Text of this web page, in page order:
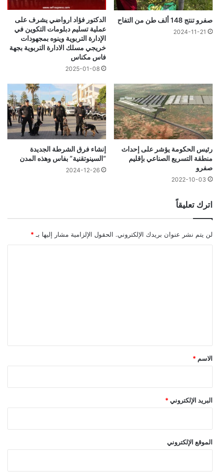
صفرو تنتج 148 ألف طن من التفاح
2024-11-21
الدكتور فؤاد ارواضي يشرف على
عملية تسليم دبلومات التكوين في
الإدارة التربوية وينوه بمجهودات
خريجي مسلك الادارة التربوية بجهة
فاس مكناس
2025-01-08
رئيس الحكومة يؤشر على إحداث
منطقة التسريع الصناعي بإقليم
صفرو
2022-10-03
إنشاء فرق الشرطة الجديدة
“السينوتقنية” بفاس وهذه المدن
2024-12-26
اترك تعليقاً
لن يتم نشر عنوان بريدك الإلكتروني. الحقول الإلزامية مشار إليها بـ *
*
الاسم *
البريد الإلكتروني *
الموقع الإلكتروني